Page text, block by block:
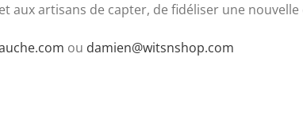
artisans de capter, de fidéliser une
ou damien@witsnshop.com